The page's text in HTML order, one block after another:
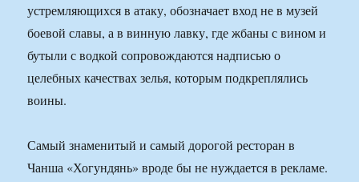
устремляющихся в атаку, обозначает вход не в музей
боевой славы, а в винную лавку, где жбаны с вином и
бутыли с водкой сопровождаются надписью о
целебных качествах зелья, которым подкреплялись
воины.
Самый знаменитый и самый дорогой ресторан в
Чанша «Хогундянь» вроде бы не нуждается в рекламе.